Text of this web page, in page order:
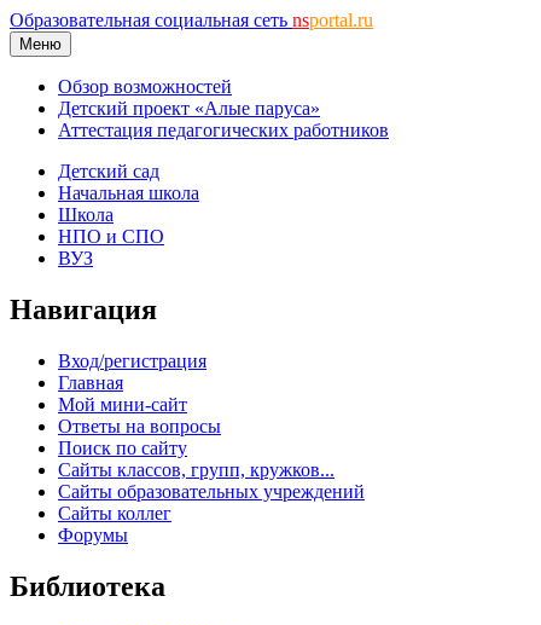
Образовательная социальная сеть nsportal.ru
Меню
Обзор возможностей
Детский проект «Алые паруса»
Аттестация педагогических работников
Детский сад
Начальная школа
Школа
НПО и СПО
ВУЗ
Навигация
Вход/регистрация
Главная
Мой мини-сайт
Ответы на вопросы
Поиск по сайту
Сайты классов, групп, кружков...
Сайты образовательных учреждений
Сайты коллег
Форумы
Библиотека